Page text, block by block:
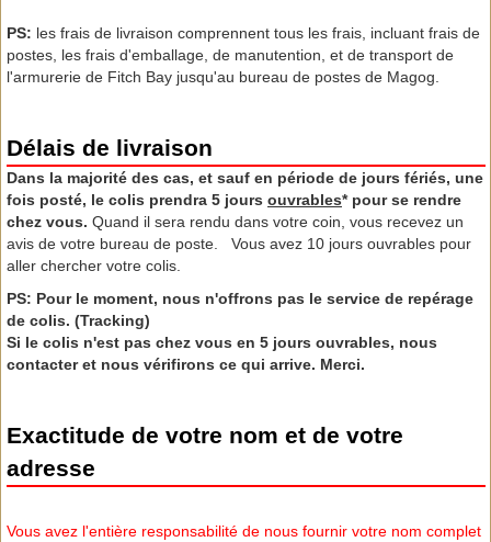
PS: les frais de livraison comprennent tous les frais, incluant frais de
postes, les frais d'emballage, de manutention, et de transport de
l'armurerie de Fitch Bay jusqu'au bureau de postes de Magog.
Délais de livraison
Dans la majorité des cas, et sauf en période de jours fériés, une
fois posté, le colis prendra 5 jours ouvrables* pour se rendre
chez vous. Quand il sera rendu dans votre coin, vous recevez un
avis de votre bureau de poste. Vous avez 10 jours ouvrables pour
aller chercher votre colis.
PS: Pour le moment, nous n'offrons pas le service de repérage
de colis. (Tracking)
Si le colis n'est pas chez vous en 5 jours ouvrables, nous
contacter et nous vérifirons ce qui arrive. Merci.
Exactitude de votre nom et de votre
adresse
Vous avez l'entière responsabilité de nous fournir votre nom complet